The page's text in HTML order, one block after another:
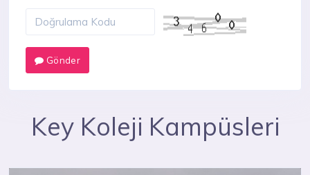
Gönder
Key Koleji Kampüsleri